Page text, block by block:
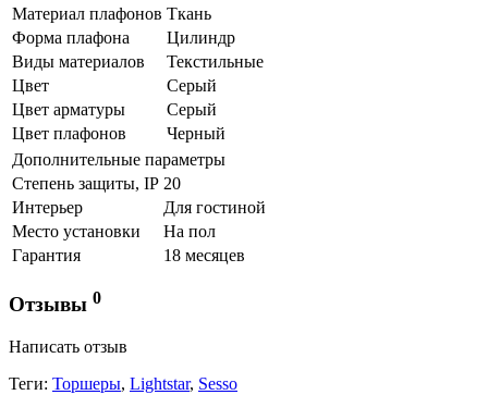
Материал плафонов Ткань
Форма плафона
Цилиндр
Виды материалов
Текстильные
Цвет
Серый
Цвет арматуры
Серый
Цвет плафонов
Черный
Дополнительные параметры
Степень защиты, IP 20
Интерьер
Для гостиной
Место установки
На пол
Гарантия
18 месяцев
Отзывы 0
Написать отзыв
Теги: Торшеры, Lightstar, Sesso